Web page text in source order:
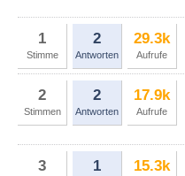
1
Stimme
2
Antworten
29.3k
Aufrufe
2
Stimmen
2
Antworten
17.9k
Aufrufe
3 1 15.3k